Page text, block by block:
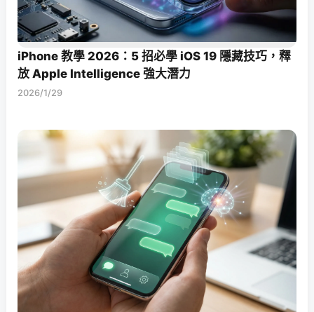
iPhone 教學 2026：5 招必學 iOS 19 隱藏技巧，釋
放 Apple Intelligence 強大潛力
2026/1/29